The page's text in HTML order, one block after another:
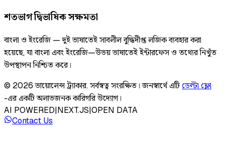
শতভাগ দ্বিভাষিক সক্ষমতা
বাংলা ও ইংরেজি — দুই ভাষাতেই সাবলীল বুদ্ধিদীপ্ত লজিক ব্যবহার করা
হয়েছে, যা বাংলা এবং ইংরেজি—উভয় ভাষাতেই ইন্টারফেস ও তথ্যের নিখুঁত
উপস্থাপন নিশ্চিত করে।
© 2026 ভায়োলেন্স ট্র্যাকার.সর্বস্বত্ব সংরক্ষিত। জনস্বার্থে এটিডেল্টা ফ্লো
-এর একটি অলাভজনক কারিগরি উদ্যোগ।
AI POWERED|NEXT.JS|OPEN DATA
Contact Us